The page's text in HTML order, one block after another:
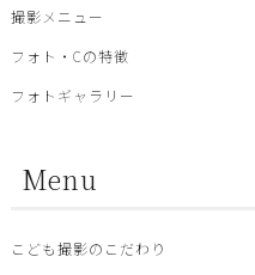
撮影メニュー
フォト・Cの特徴
フォトギャラリー
Menu
こども撮影のこだわり